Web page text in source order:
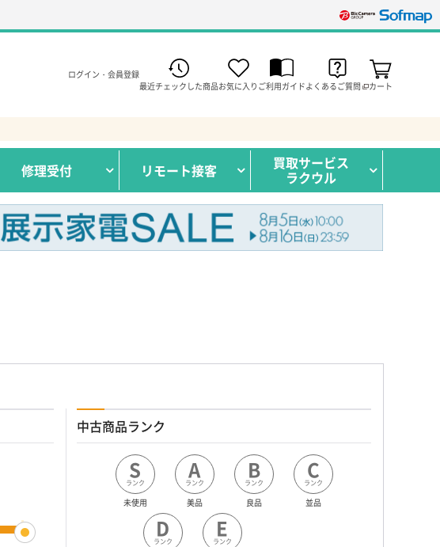
ログイン・会員登録
最近チェックした商品お気に入り ご利用ガイドよくあるご質問 カート
修理受付 リモート接客 買取サービス
ラクウル
中古商品ランク
S
ランク
未使用
A
ランク
美品
B
ランク
良品
C
ランク
並品
D
ランク E
ランク